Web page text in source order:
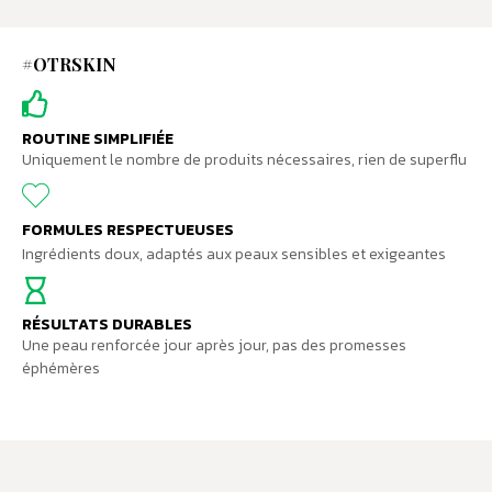
#OTRSKIN
ROUTINE SIMPLIFIÉE
Uniquement le nombre de produits nécessaires, rien de superflu
FORMULES RESPECTUEUSES
Ingrédients doux, adaptés aux peaux sensibles et exigeantes
RÉSULTATS DURABLES
Une peau renforcée jour après jour, pas des promesses
éphémères